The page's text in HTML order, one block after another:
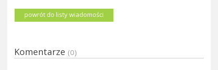
powrót do listy wiadomości
Komentarze (0)